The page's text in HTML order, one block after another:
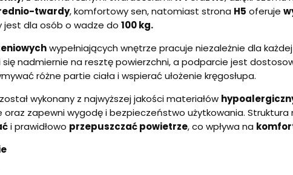
twardy, komfortowy sen, natomiast strona H5 oferuje
jest dla osób o wadze do 100 kg.
wypełniających wnętrze pracuje niezależnie dla
nadmiernie na resztę powierzchni, a podparcie jest
różne partie ciała i wspierać ułożenie kręgosłupa.
wykonany z najwyższej jakości materiałów
oraz zapewni wygodę i bezpieczeństwo użytkowania.
i prawidłowo przepuszczać powietrze, co wpływa na